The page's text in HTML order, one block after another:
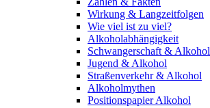
Wirkung & Langzeitfolgen
Wie viel ist zu viel?
Alkoholabhängigkeit
Schwangerschaft & Alkohol
Jugend & Alkohol
Straßenverkehr & Alkohol
Alkoholmythen
Positionspapier Alkohol